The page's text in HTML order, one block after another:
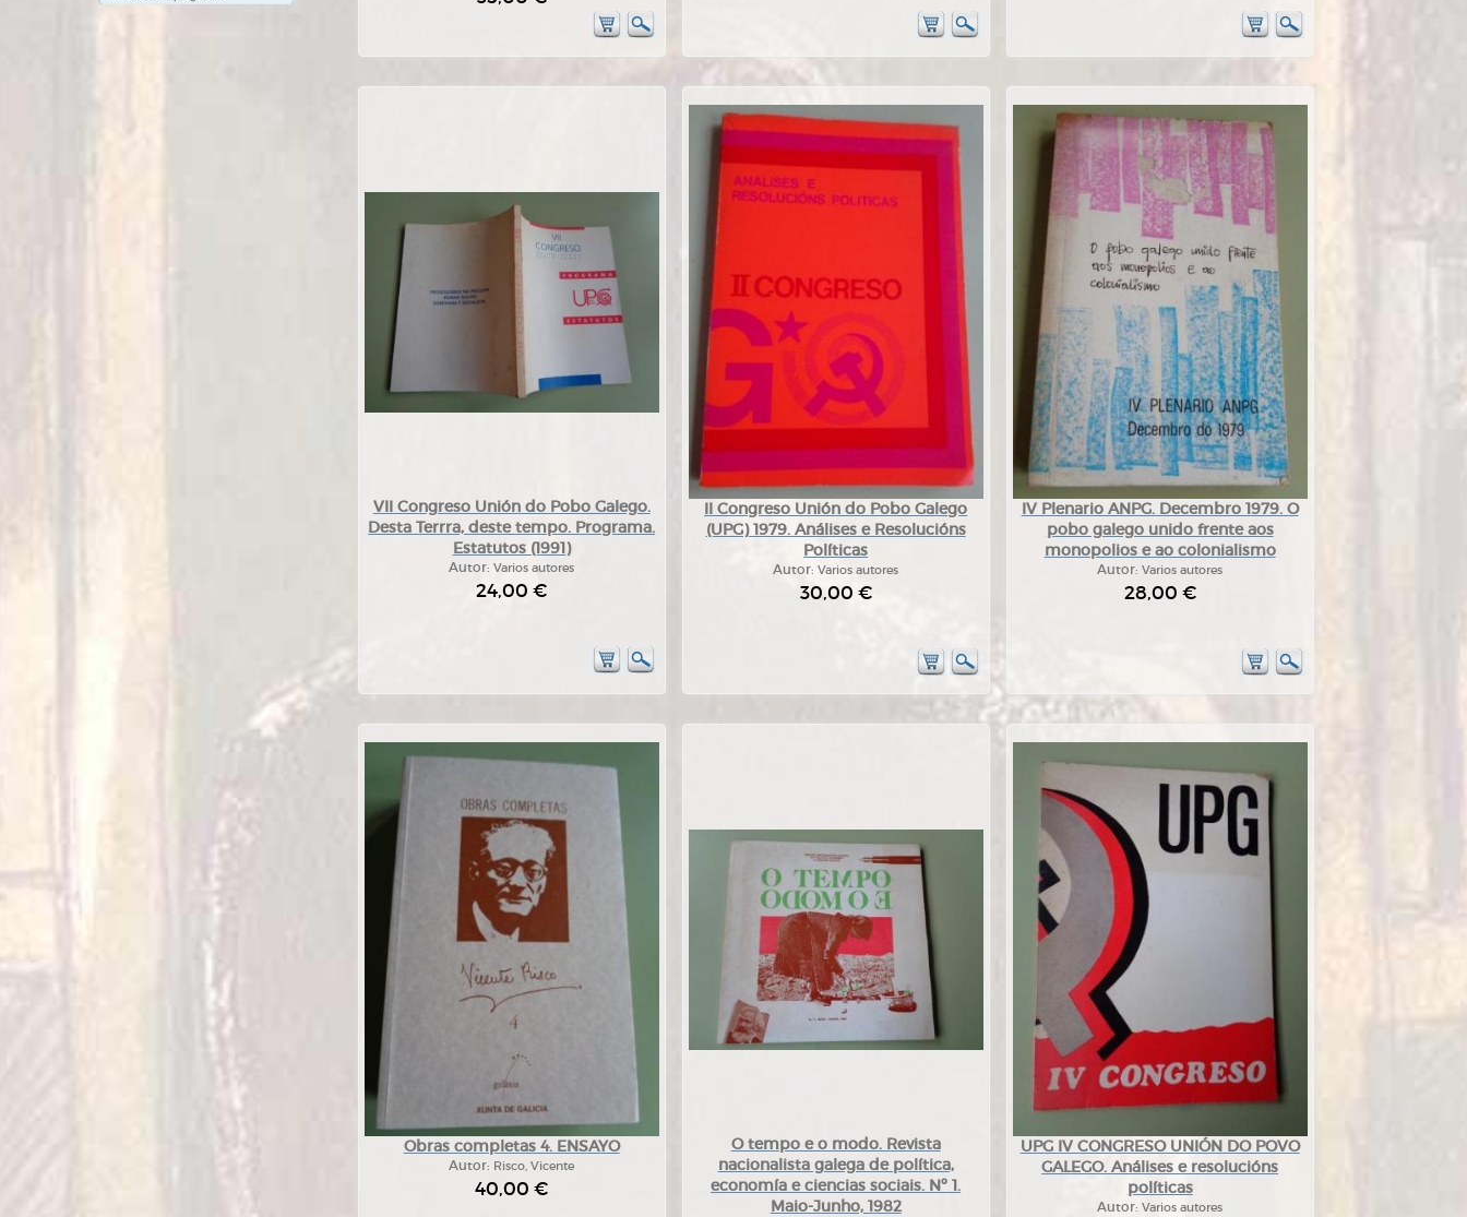
VII Congreso Unión do Pobo Galego.
Desta Terrra, deste tempo. Programa.
Estatutos (1991)
Autor:Varios autores
24,00 €
II Congreso Unión do Pobo Galego
(UPG) 1979. Análises e Resolucións
Políticas
Autor:Varios autores
30,00 €
IV Plenario ANPG. Decembro 1979. O
pobo galego unido frente aos
monopolios e ao colonialismo
Autor:Varios autores
28,00 €
Obras completas 4. ENSAYO
Autor: Risco, Vicente
40,00 €
O tempo e o modo. Revista
nacionalista galega de política,
economía e ciencias sociais. Nº 1.
Maio-Junho, 1982
UPG IV CONGRESO UNIÓN DO POVO
GALEGO. Análises e resolucións
políticas
Autor:Varios autores